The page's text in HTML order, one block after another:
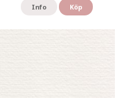
Info Köp